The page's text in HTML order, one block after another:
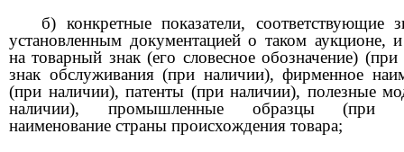
б) конкретные показатели, соответствующие
установленным документацией о таком аукционе, и
на товарный знак (его словесное обозначение)
знак обслуживания (при наличии), фирменное
(при наличии), патенты (при наличии), полезные
наличии), промышленные образцы (при
наименование страны происхождения товара;